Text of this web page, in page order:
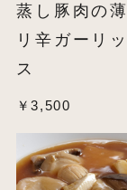
蒸し豚肉の
リ辛ガーリ
ス
￥3,500